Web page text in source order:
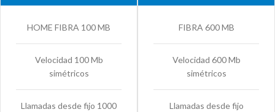
HOME FIBRA 100 MB
Velocidad 100 Mb
simétricos
Llamadas desde fijo 1000
FIBRA 600 MB
Velocidad 600 Mb
simétricos
Llamadas desde fijo